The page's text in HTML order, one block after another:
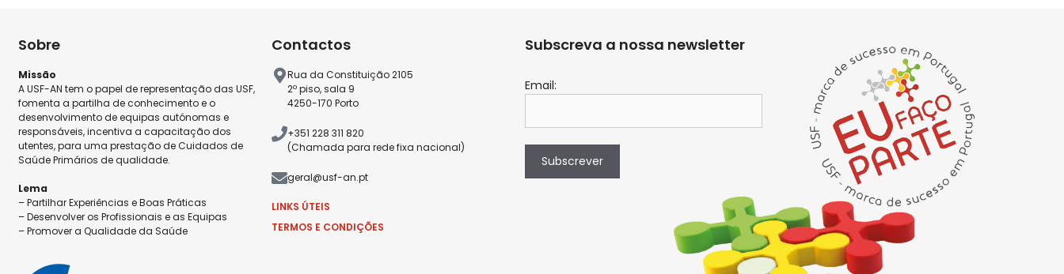
Sobre
Missão
A USF-AN tem o papel de representação das USF,
fomenta a partilha de conhecimento e o
desenvolvimento de equipas autónomas e
responsáveis, incentiva a capacitação dos
utentes, para uma prestação de Cuidados de
Saúde Primários de qualidade.
Lema
– Partilhar Experiências e Boas Práticas
– Desenvolver os Profissionais e as Equipas
– Promover a Qualidade da Saúde
Contactos
Rua da Constituição 2105
2º piso, sala 9
4250-170 Porto
+351 228 311 820
(Chamada para rede fixa nacional)
geral@usf-an.pt
LINKS ÚTEIS
TERMOS E CONDIÇÕES
Subscreva a nossa newsletter
Email:
Subscrever